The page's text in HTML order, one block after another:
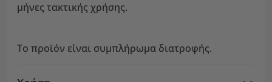
μήνες τακτικής χρήσης.
Το προϊόν είναι συμπλήρωμα διατροφής.